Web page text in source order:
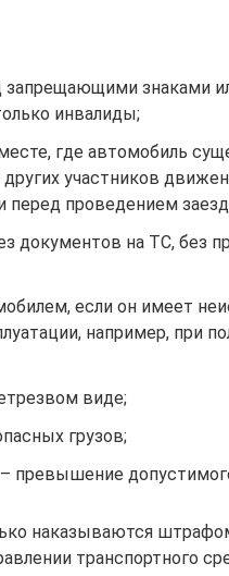
запрещающими знаками
инвалиды;
где автомобиль
участников
перед проведением
документов на ТС, без
если он имеет
например, при
виде;
грузов;
превышение
наказываются
транспортного